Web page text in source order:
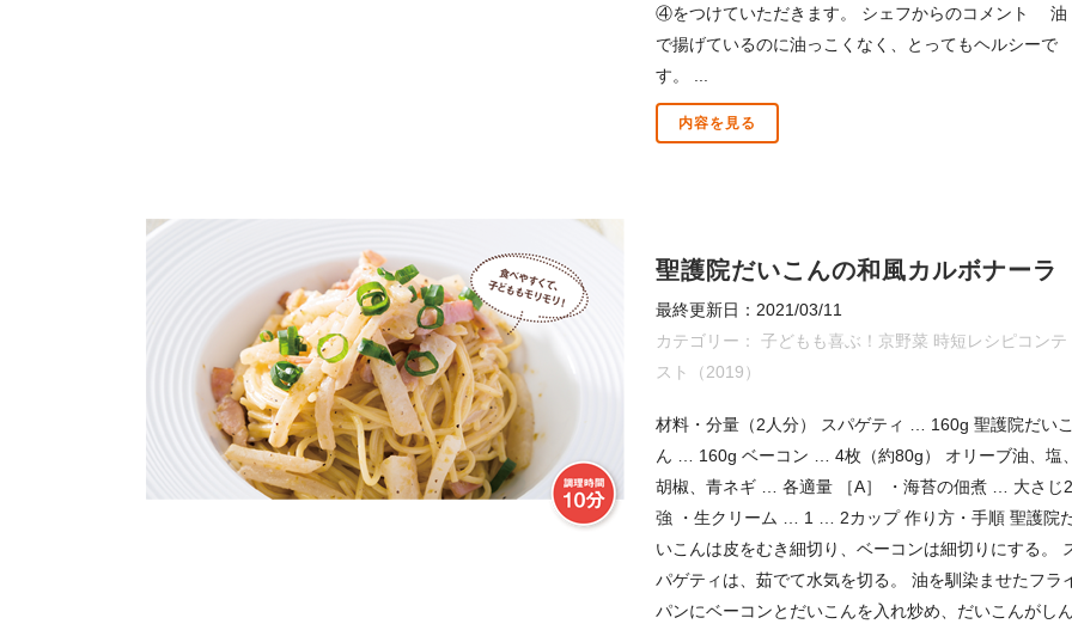
④をつけていただきます。 シェフからのコメント 油
で揚げているのに油っこくなく、とってもヘルシーで
す。 ...
内容を見る
聖護院だいこんの和風カルボナーラ
最終更新日：2021/03/11
カテゴリー： 子どもも喜ぶ！京野菜 時短レシピコンテ
スト（2019）
材料・分量（2人分） スパゲティ … 160g 聖護院だいこ
ん … 160g ベーコン … 4枚（約80g） オリーブ油、塩、
胡椒、青ネギ … 各適量 ［A］ ・海苔の佃煮 … 大さじ2
強 ・生クリーム … 1 … 2カップ 作り方・手順 聖護院
いこんは皮をむき細切り、ベーコンは細切りにする。
パゲティは、茹でて水気を切る。 油を馴染ませたフラ
パンにベーコンとだいこんを入れ炒め、だいこんがしん